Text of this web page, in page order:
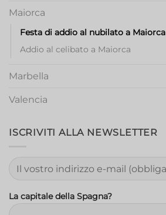
Maiorca
Festa di addio al nubilato a Maiorca
Addio al celibato a Maiorca
Marbella
Valencia
ISCRIVITI ALLA NEWSLETTER
La capitale della Spagna?